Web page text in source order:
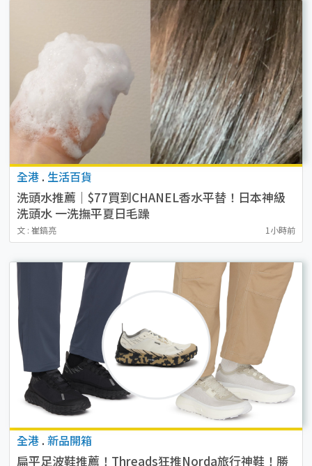
全港 . 生活百貨
洗頭水推薦｜$77買到CHANEL香水平替！日本神級
洗頭水 一洗撫平夏日毛躁
文 : 崔鎬亮 1小時前
全港 . 新品開箱
扁平足波鞋推薦！Threads狂推Norda旅行神鞋！勝